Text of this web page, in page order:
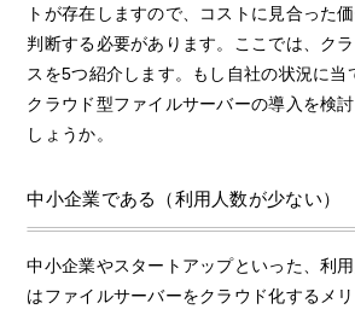
トが存在しますので、コストに見合った
判断する必要があります。ここでは、ク
スを5つ紹介します。もし自社の状況に当
クラウド型ファイルサーバーの導入を検
しょうか。
中小企業である（利用人数が少ない）
中小企業やスタートアップといった、利
はファイルサーバーをクラウド化するメ